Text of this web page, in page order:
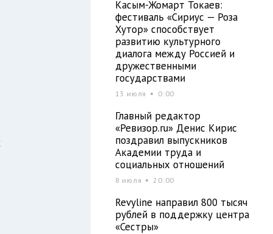
Касым-Жомарт Токаев:
фестиваль «Сириус — Роза
Хутор» способствует
развитию культурного
диалога между Россией и
дружественными
государствами
13 июля 0:00
Главный редактор
«Ревизор.ru» Денис Кирис
поздравил выпускников
Академии труда и
социальных отношений
8 июля 20:00
Revyline направил 800 тысяч
рублей в поддержку центра
«Сестры»